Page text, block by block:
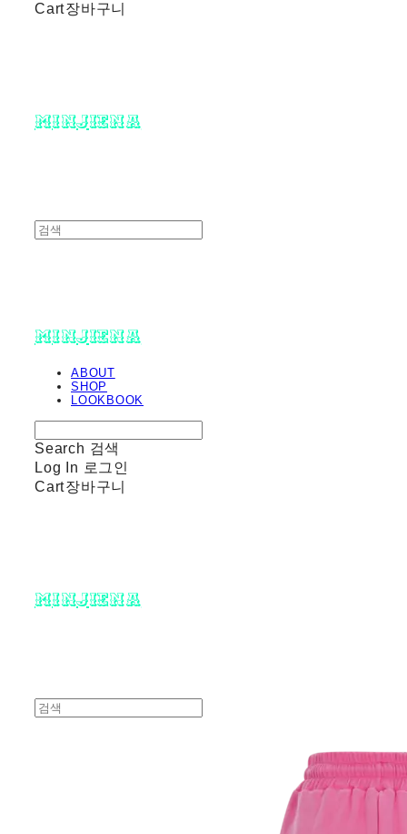
Cart장바구니
minjiena
minjiena
ABOUT
SHOP
LOOKBOOK
Search 검색
Log In 로그인
Cart장바구니
minjiena